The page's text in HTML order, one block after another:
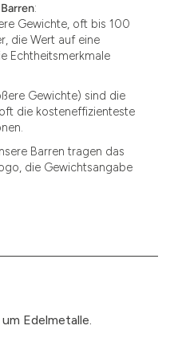
:
Gewichte, oft bis 100
die Wert auf eine
Echtheitsmerkmale
Gewichte) sind die
die kosteneffizienteste
Barren tragen das
die Gewichtsangabe
Edelmetalle.